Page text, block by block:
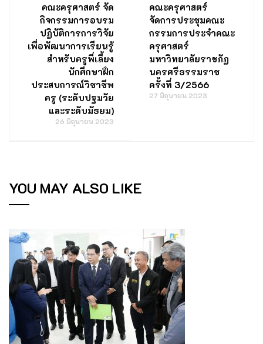
คณะครุศาสตร์ จัด
กิจกรรมการอบรม
ปฏิบัติการการวิจัย
เพื่อพัฒนาการเรียนรู้
สำหรับครูพี่เลี้ยง
นักศึกษาฝึก
ประสบการณ์วิชาชีพ
ครู (ระดับปฐมวัย
และระดับมัธยม)
26 มิถุนายน 2023
คณะครุศาสตร์
จัดการประชุมคณะ
กรรมการประจำคณะ
ครุศาสตร์
มหาวิทยาลัยราชภัฏ
นครศรีธรรมราช
ครั้งที่ 3/2566
27 มิถุนายน 2023
YOU MAY ALSO LIKE